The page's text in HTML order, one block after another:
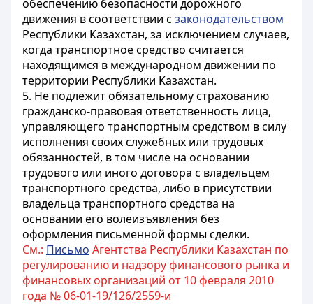
обеспечению безопасности дорожного
движения в соответствии с законодательством
Республики Казахстан, за исключением случаев,
когда транспортное средство считается
находящимся в международном движении по
территории Республики Казахстан.
5. Не подлежит обязательному страхованию
гражданско-правовая ответственность лица,
управляющего транспортным средством в силу
исполнения своих служебных или трудовых
обязанностей, в том числе на основании
трудового или иного договора с владельцем
транспортного средства, либо в присутствии
владельца транспортного средства на
основании его волеизъявления без
оформления письменной формы сделки.
См.: Письмо Агентства Республики Казахстан по
регулированию и надзору финансового рынка и
финансовых организаций от 10 февраля 2010
года № 06-01-19/126/2559-и